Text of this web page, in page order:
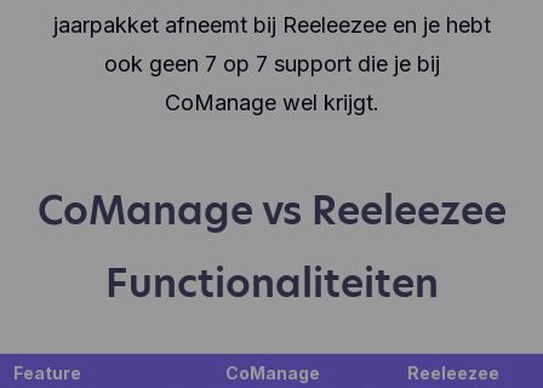
jaarpakket afneemt bij Reeleezee en je hebt
ook geen 7 op 7 support die je bij
CoManage wel krijgt.
CoManage vs Reeleezee
Functionaliteiten
Feature CoManage
Reeleezee